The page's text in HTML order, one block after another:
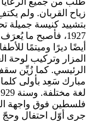
زياح القربان. ولم
بتشييد كنيسة
1927، فأصبح ما
المزار وتركيب لوحة
الرئيسي. كما زُيِّن
مبارك سَعِد بأولى
جرى أوّل احتفال وحجّ